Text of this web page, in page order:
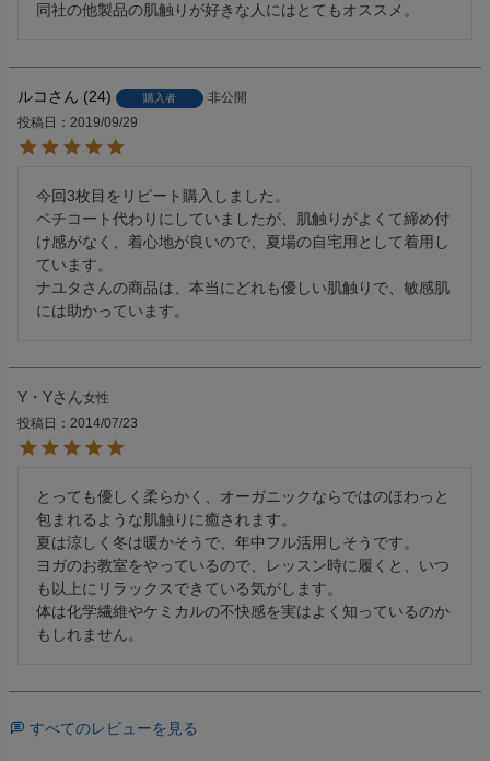
同社の他製品の肌触りが好きな人にはとてもオススメ。
ルコ 24 購入者
非公開
投稿日
2019/09/29
今回3枚目をリピート購入しました。
ペチコート代わりにしていましたが、肌触りがよくて締め付
け感がなく、着心地が良いので、夏場の自宅用として着用し
ています。
ナユタさんの商品は、本当にどれも優しい肌触りで、敏感肌
には助かっています。
Y・Y
女性
投稿日
2014/07/23
とっても優しく柔らかく、オーガニックならではのほわっと
包まれるような肌触りに癒されます。
夏は涼しく冬は暖かそうで、年中フル活用しそうです。
ヨガのお教室をやっているので、レッスン時に履くと、いつ
も以上にリラックスできている気がします。
体は化学繊維やケミカルの不快感を実はよく知っているのか
もしれません。
すべてのレビューを見る